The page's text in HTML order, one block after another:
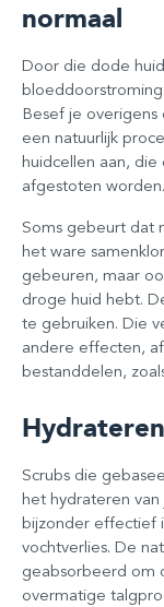
normaal
Door die dode
Besef je
een natuurlijk
huidcellen aan,
afgestoten
Soms gebeurt dat
het ware
gebeuren, maar
droge huid hebt.
te gebruiken. Die
andere effecten,
bestanddelen,
Scrubs die
het hydrateren
bijzonder effectief
vochtverlies. De
geabsorbeerd om
overmatige